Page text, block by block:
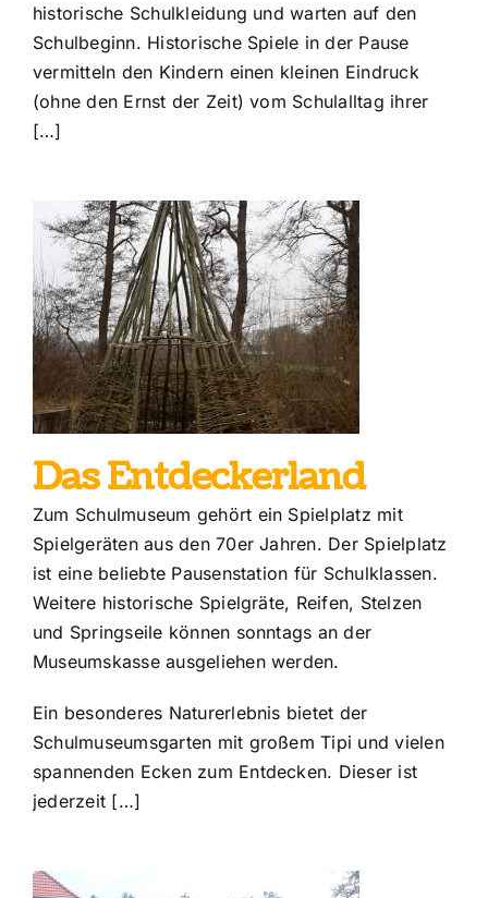
historische Schulkleidung und warten auf den
Schulbeginn. Historische Spiele in der Pause
vermitteln den Kindern einen kleinen Eindruck
(ohne den Ernst der Zeit) vom Schulalltag ihrer
[…]
Das Entdeckerland
Zum Schulmuseum gehört ein Spielplatz mit
Spielgeräten aus den 70er Jahren. Der Spielplatz
ist eine beliebte Pausenstation für Schulklassen.
Weitere historische Spielgräte, Reifen, Stelzen
und Springseile können sonntags an der
Museumskasse ausgeliehen werden.
Ein besonderes Naturerlebnis bietet der
Schulmuseumsgarten mit großem Tipi und vielen
spannenden Ecken zum Entdecken. Dieser ist
jederzeit […]